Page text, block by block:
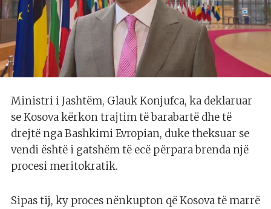
Ministri i Jashtëm, Glauk Konjufca, ka deklaruar
se Kosova kërkon trajtim të barabartë dhe të
drejtë nga Bashkimi Evropian, duke theksuar se
vendi është i gatshëm të ecë përpara brenda një
procesi meritokratik.
Sipas tij, ky proces nënkupton që Kosova të marrë